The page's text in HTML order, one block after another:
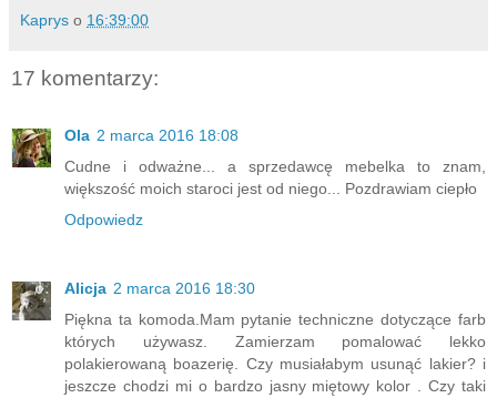
Kaprys o 16:39:00
17 komentarzy:
Ola 2 marca 2016 18:08
Cudne i odważne... a sprzedawcę mebelka to znam,
większość moich staroci jest od niego... Pozdrawiam ciepło
Odpowiedz
Alicja 2 marca 2016 18:30
Piękna ta komoda.Mam pytanie techniczne dotyczące farb
których używasz. Zamierzam pomalować lekko
polakierowaną boazerię. Czy musiałabym usunąć lakier? i
jeszcze chodzi mi o bardzo jasny miętowy kolor . Czy taki